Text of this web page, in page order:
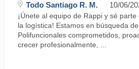
Todo Santiago R. M. 10/06/
¡Únete al equipo de Rappi y sé
la logística! Estamos en búsqueda
Polifuncionales comprometidos,
crecer profesionalmente, ...